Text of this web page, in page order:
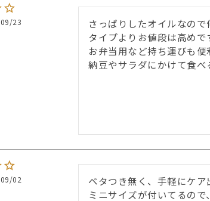
23
さっぱりしたオイルなの
タイプよりお値段は高め
お弁当用など持ち運びも便
02
ベタつき無く、手軽にケア